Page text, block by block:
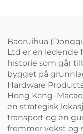
Baoruihua
Ltd er en ledende
historie som går
bygget på
Hardware
Hong
en strategisk
transport og en
fremmer vekst og